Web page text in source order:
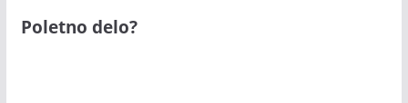
Poletno delo?